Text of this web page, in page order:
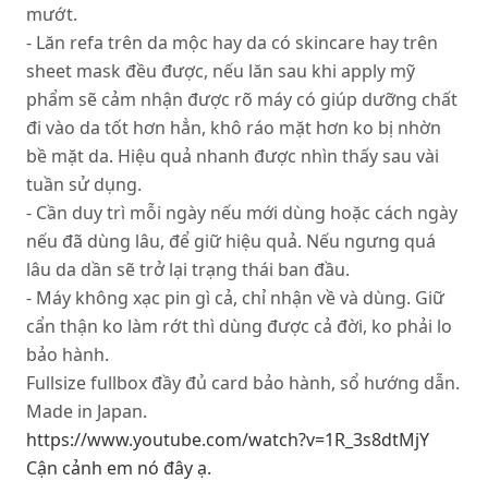
mướt.
- Lăn refa trên da mộc hay da có skincare hay trên
sheet mask đều được, nếu lăn sau khi apply mỹ
phẩm sẽ cảm nhận được rõ máy có giúp dưỡng chất
đi vào da tốt hơn hẳn, khô ráo mặt hơn ko bị nhờn
bề mặt da. Hiệu quả nhanh được nhìn thấy sau vài
tuần sử dụng.
- Cần duy trì mỗi ngày nếu mới dùng hoặc cách ngày
nếu đã dùng lâu, để giữ hiệu quả. Nếu ngưng quá
lâu da dần sẽ trở lại trạng thái ban đầu.
- Máy không xạc pin gì cả, chỉ nhận về và dùng. Giữ
cẩn thận ko làm rớt thì dùng được cả đời, ko phải lo
bảo hành.
Fullsize fullbox đầy đủ card bảo hành, sổ hướng dẫn.
Made in Japan.
https://www.youtube.com/watch?v=1R_3s8dtMjY
Cận cảnh em nó đây ạ.